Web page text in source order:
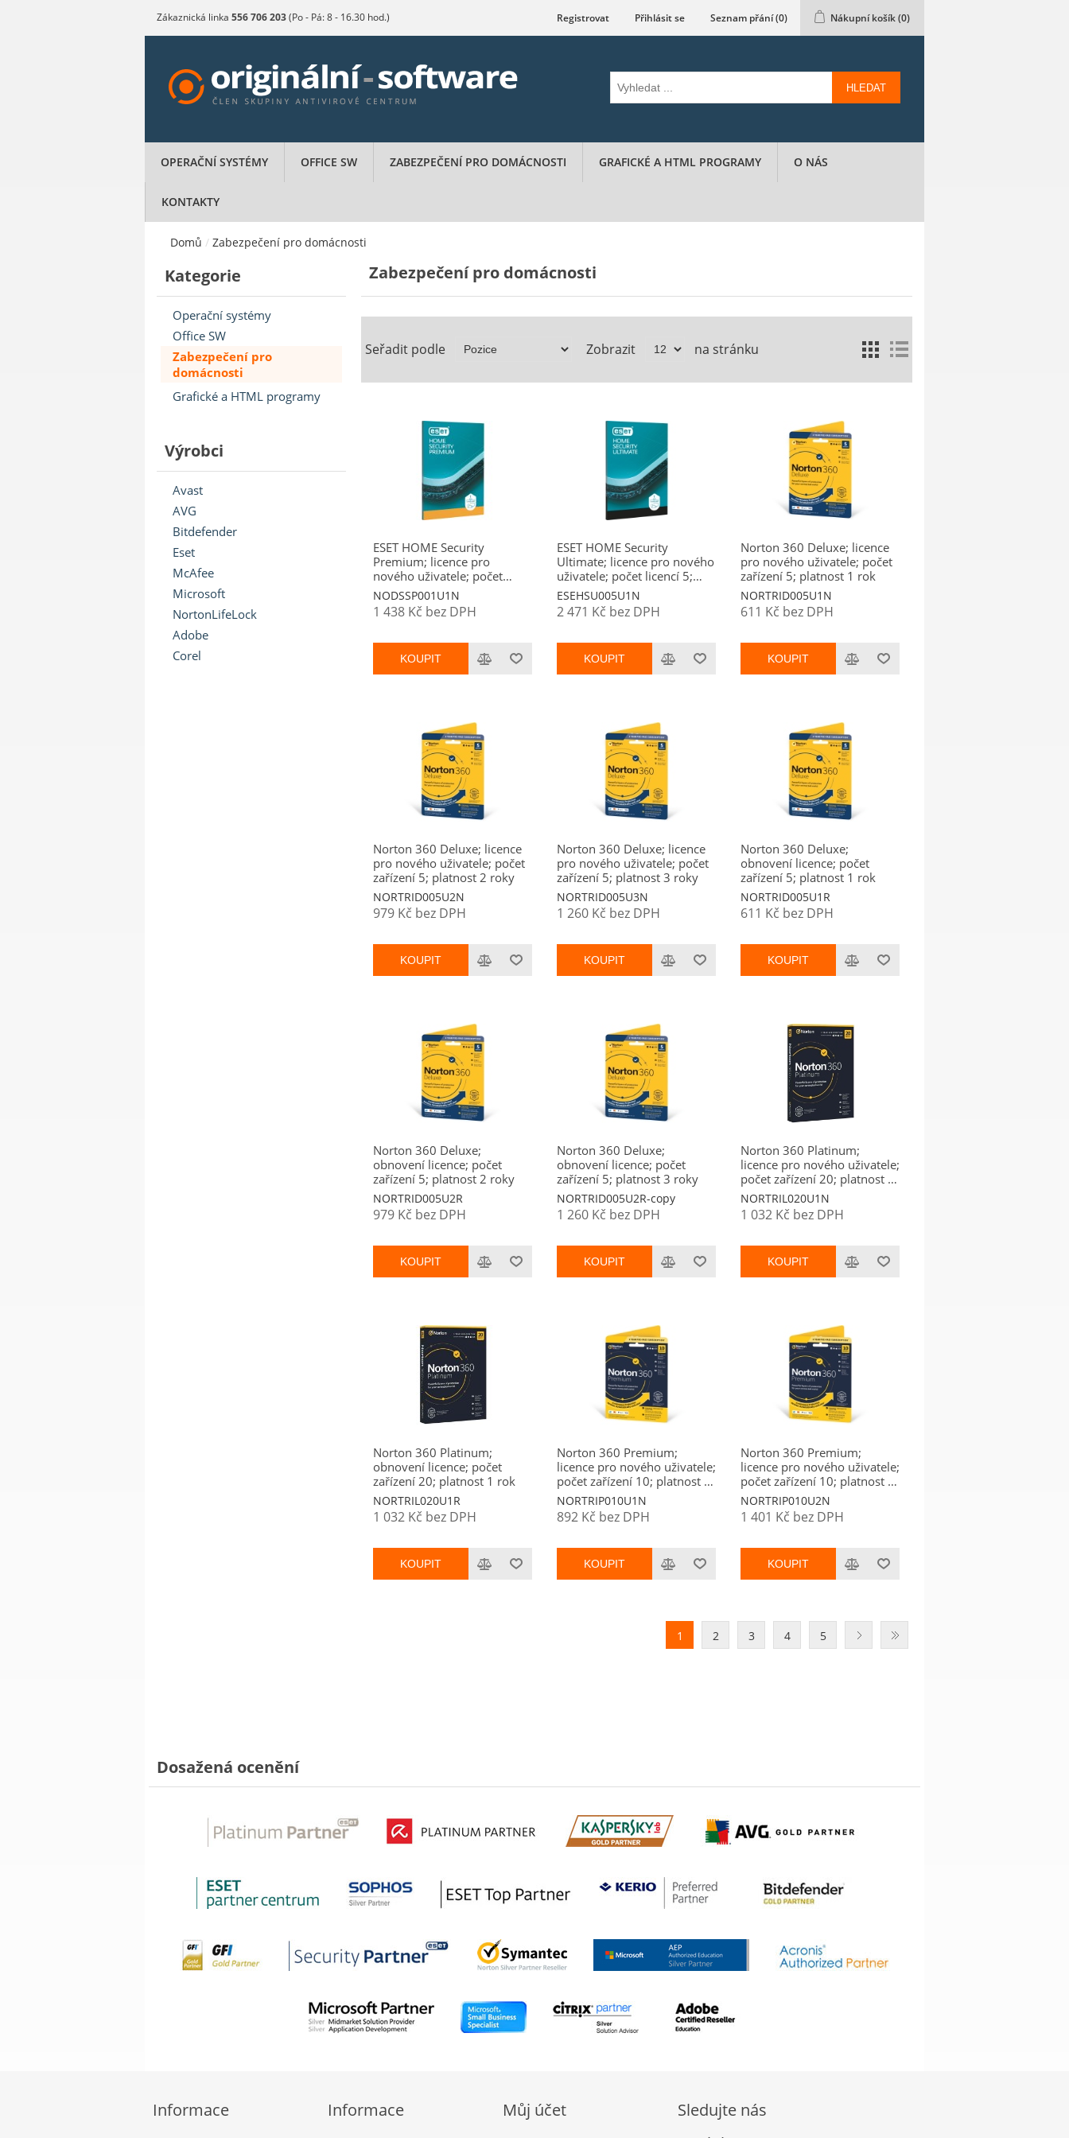
Zákaznická linka 556 706 203(Po - Pá: 8 - 16.30 hod.) Registrovat Přihlásit se Seznam přání(0) Nákupní košík(0)
HLEDAT
OPERAČNÍ SYSTÉMY OFFICE SW ZABEZPEČENÍ PRO DOMÁCNOSTI GRAFICKÉ A HTML PROGRAMY O NÁS
KONTAKTY
Domů / Zabezpečení pro domácnosti
Kategorie
Operační systémy
Office SW
Zabezpečení pro
domácnosti
Grafické a HTML programy
Výrobci
Avast
AVG
Bitdefender
Eset
McAfee
Microsoft
NortonLifeLock
Adobe
Corel
Zabezpečení pro domácnosti
Seřadit podle Zobrazit na stránku
ESET HOME Security
Premium; licence pro
nového uživatele; počet
licencí 1; platnost 1 rok
NODSSP001U1N
1 438 Kč bez DPH
KOUPIT
ESET HOME Security
Ultimate; licence pro nového
uživatele; počet licencí 5;
platnost 1 rok
ESEHSU005U1N
2 471 Kč bez DPH
KOUPIT
Norton 360 Deluxe; licence
pro nového uživatele; počet
zařízení 5; platnost 1 rok
NORTRID005U1N
611 Kč bez DPH
KOUPIT
Norton 360 Deluxe; licence
pro nového uživatele; počet
zařízení 5; platnost 2 roky
NORTRID005U2N
979 Kč bez DPH
KOUPIT
Norton 360 Deluxe; licence
pro nového uživatele; počet
zařízení 5; platnost 3 roky
NORTRID005U3N
1 260 Kč bez DPH
KOUPIT
Norton 360 Deluxe;
obnovení licence; počet
zařízení 5; platnost 1 rok
NORTRID005U1R
611 Kč bez DPH
KOUPIT
Norton 360 Deluxe;
obnovení licence; počet
zařízení 5; platnost 2 roky
NORTRID005U2R
979 Kč bez DPH
KOUPIT
Norton 360 Deluxe;
obnovení licence; počet
zařízení 5; platnost 3 roky
NORTRID005U2R-copy
1 260 Kč bez DPH
KOUPIT
Norton 360 Platinum;
licence pro nového uživatele;
počet zařízení 20; platnost 1
rok
NORTRIL020U1N
1 032 Kč bez DPH
KOUPIT
Norton 360 Platinum;
obnovení licence; počet
zařízení 20; platnost 1 rok
NORTRIL020U1R
1 032 Kč bez DPH
KOUPIT
Norton 360 Premium;
licence pro nového uživatele;
počet zařízení 10; platnost 1
rok
NORTRIP010U1N
892 Kč bez DPH
KOUPIT
Norton 360 Premium;
licence pro nového uživatele;
počet zařízení 10; platnost 2
roky
NORTRIP010U2N
1 401 Kč bez DPH
KOUPIT
1 2 3 4 5
Dosažená ocenění
Informace Informace Můj účet
Sledujte nás